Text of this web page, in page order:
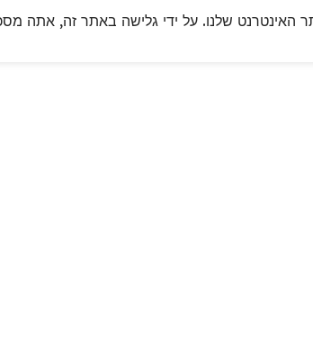
שלנו. על ידי גלישה באתר זה, אתה